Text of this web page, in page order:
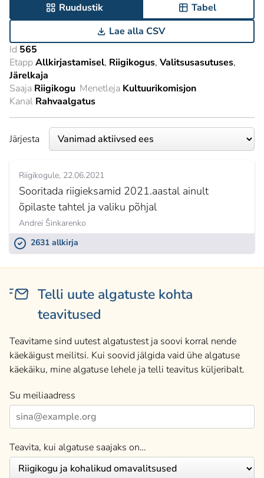
Ruudustik
Tabel
Lae alla CSV
Id 565
EtappAllkirjastamisel Riigikogus Valitsusasutuses
Järelkaja
Saaja Riigikogu Menetleja Kultuurikomisjon
Kanal Rahvaalgatus
Järjesta
Riigikogule 22.06.2021
Sooritada riigieksamid 2021.aastal ainult
õpilaste tahtel ja valiku põhjal
Andrei Šinkarenko
2631 allkirja
Telli uute algatuste kohta
teavitused
Teavitame sind uutest algatustest ja soovi korral nende
käekäigust meilitsi. Kui soovid jälgida vaid ühe algatuse
käekäiku, mine algatuse lehele ja telli teavitus küljeribalt.
Su meiliaadress
Teavita, kui algatuse saajaks on…